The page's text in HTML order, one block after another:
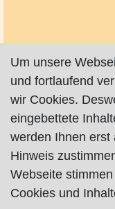
Um unsere
und fortlaufend
wir Cookies.
eingebettete
werden Ihnen erst
Hinweis
Webseite
Cookies und